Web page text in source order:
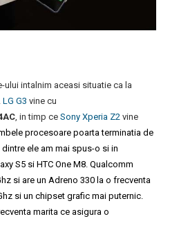
ului intalnim aceasi situatie ca la
LG G3 vine cu
, in timp ce Sony Xperia Z2 vine
procesoare poarta terminatia de
ele am mai spus-o si in
S5 si HTC One M8. Qualcomm
si are un Adreno 330 la o frecventa
si un chipset grafic mai puternic.
marita ce asigura o